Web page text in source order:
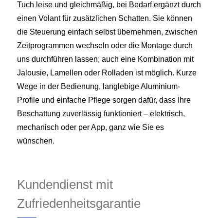
Tuch leise und gleichmäßig, bei Bedarf ergänzt durch
einen Volant für zusätzlichen Schatten. Sie können
die Steuerung einfach selbst übernehmen, zwischen
Zeitprogrammen wechseln oder die Montage durch
uns durchführen lassen; auch eine Kombination mit
Jalousie, Lamellen oder Rolladen ist möglich. Kurze
Wege in der Bedienung, langlebige Aluminium-
Profile und einfache Pflege sorgen dafür, dass Ihre
Beschattung zuverlässig funktioniert – elektrisch,
mechanisch oder per App, ganz wie Sie es
wünschen.
Kundendienst mit
Zufriedenheitsgarantie